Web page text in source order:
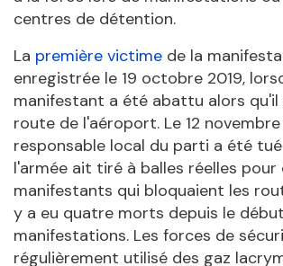
centres de détention.
La première victime de la
enregistrée le 19 octobre 2019,
manifestant a été abattu alors
route de l'aéroport. Le 12 novembre
responsable local du parti a été
l'armée ait tiré à balles réelles pour
manifestants qui bloquaient les
y a eu quatre morts depuis le
manifestations. Les forces de
régulièrement utilisé des gaz